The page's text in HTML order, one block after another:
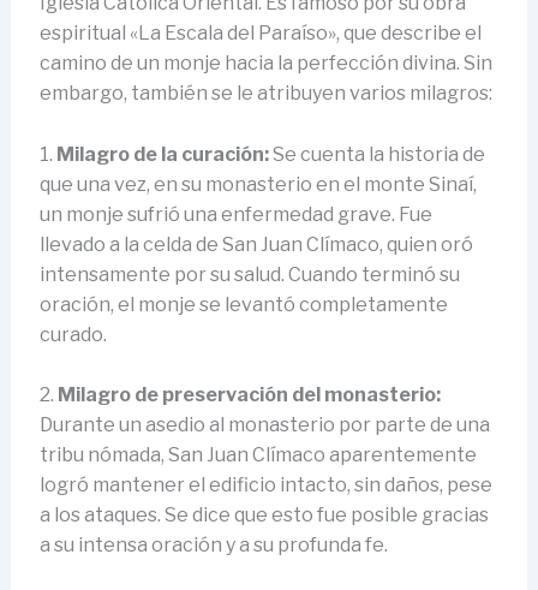
espiritual «La Escala del Paraíso», que describe el
camino de un monje hacia la perfección divina. Sin
embargo, también se le atribuyen varios milagros:
1. Milagro de la curación:Se cuenta la historia de
que una vez, en su monasterio en el monte Sinaí,
un monje sufrió una enfermedad grave. Fue
llevado a la celda de San Juan Clímaco, quien oró
intensamente por su salud. Cuando terminó su
oración, el monje se levantó completamente
curado.
2. Milagro de preservación del monasterio:
Durante un asedio al monasterio por parte de una
tribu nómada, San Juan Clímaco aparentemente
logró mantener el edificio intacto, sin daños, pese
a los ataques. Se dice que esto fue posible gracias
a su intensa oración y a su profunda fe.